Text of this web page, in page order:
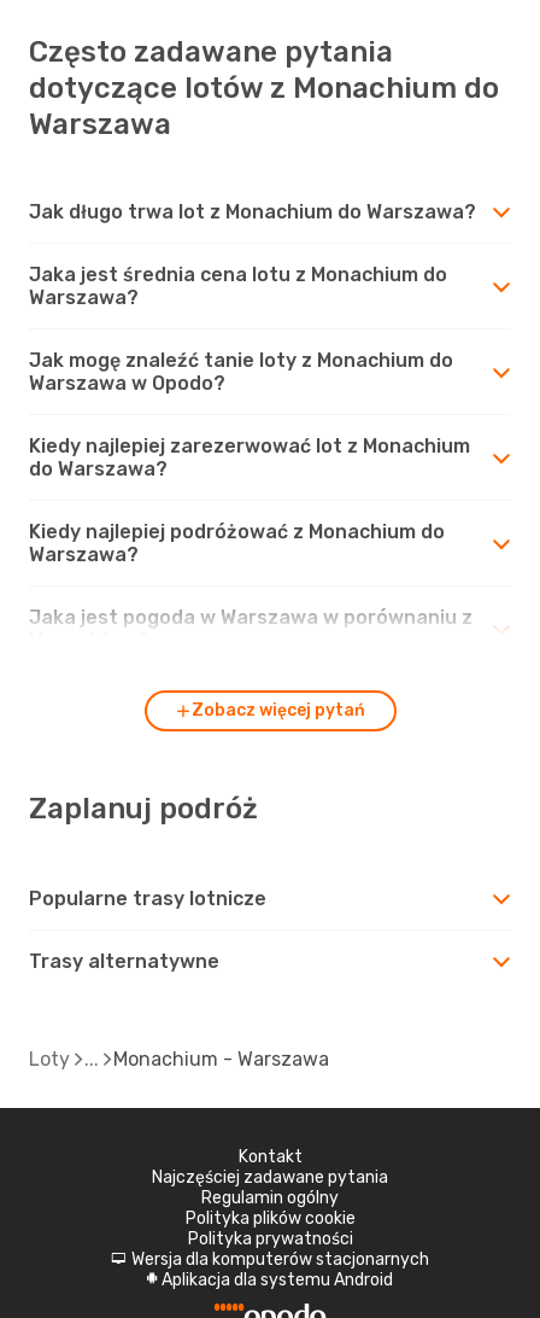
Często zadawane pytania
dotyczące lotów z Monachium do
Warszawa
Jak długo trwa lot z Monachium do Warszawa?
Jaka jest średnia cena lotu z Monachium do
Warszawa?
Jak mogę znaleźć tanie loty z Monachium do
Warszawa w Opodo?
Kiedy najlepiej zarezerwować lot z Monachium
do Warszawa?
Kiedy najlepiej podróżować z Monachium do
Warszawa?
Jaka jest pogoda w Warszawa w porównaniu z
Zobacz więcej pytań
Zaplanuj podróż
Popularne trasy lotnicze
Trasy alternatywne
Loty Monachium - Warszawa
Kontakt
Najczęściej zadawane pytania
Regulamin ogólny
Polityka plików cookie
Polityka prywatności
d Wersja dla komputerów stacjonarnych
A Aplikacja dla systemu Android